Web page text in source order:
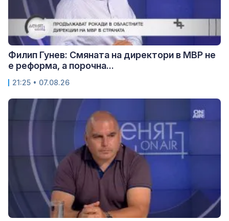
Филип Гунев: Смяната на директори в МВР не
е реформа, а порочна...
21:25 • 07.08.26